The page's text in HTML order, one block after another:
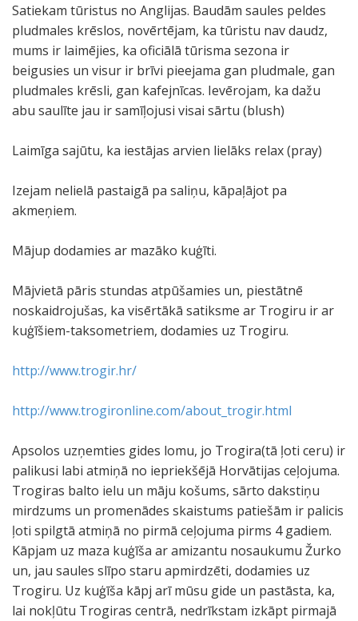
Satiekam tūristus no Anglijas. Baudām saules peldes
pludmales krēslos, novērtējam, ka tūristu nav daudz,
mums ir laimējies, ka oficiālā tūrisma sezona ir
beigusies un visur ir brīvi pieejama gan pludmale, gan
pludmales krēsli, gan kafejnīcas. Ievērojam, ka dažu
abu saulīte jau ir samīļojusi visai sārtu (blush)
Laimīga sajūtu, ka iestājas arvien lielāks relax (pray)
Izejam nelielā pastaigā pa saliņu, kāpaļājot pa
akmeņiem.
Mājup dodamies ar mazāko kuģīti.
Mājvietā pāris stundas atpūšamies un, piestātnē
noskaidrojušas, ka visērtākā satiksme ar Trogiru ir ar
kuģīšiem-taksometriem, dodamies uz Trogiru.
http://www.trogir.hr/
http://www.trogironline.com/about_trogir.html
Apsolos uzņemties gides lomu, jo Trogira(tā ļoti ceru) ir
palikusi labi atmiņā no iepriekšējā Horvātijas ceļojuma.
Trogiras balto ielu un māju košums, sārto dakstiņu
mirdzums un promenādes skaistums patiešām ir palicis
ļoti spilgtā atmiņā no pirmā ceļojuma pirms 4 gadiem.
Kāpjam uz maza kuģīša ar amizantu nosaukumu Žurko
un, jau saules slīpo staru apmirdzēti, dodamies uz
Trogiru. Uz kuģīša kāpj arī mūsu gide un pastāsta, ka,
lai nokļūtu Trogiras centrā, nedrīkstam izkāpt pirmajā